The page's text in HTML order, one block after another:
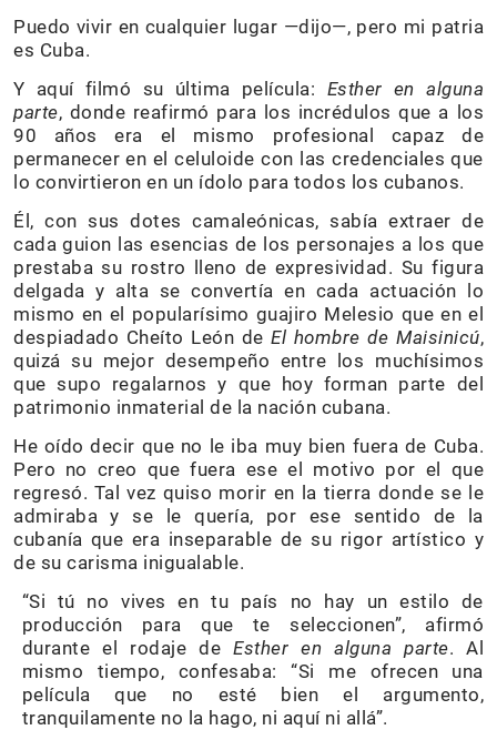
Puedo vivir en cualquier lugar —dijo—, pero mi patria
es Cuba.
Y aquí filmó su última película: Esther en alguna
parte, donde reafirmó para los incrédulos que a los
90 años era el mismo profesional capaz de
permanecer en el celuloide con las credenciales que
lo convirtieron en un ídolo para todos los cubanos.
Él, con sus dotes camaleónicas, sabía extraer de
cada guion las esencias de los personajes a los que
prestaba su rostro lleno de expresividad. Su figura
delgada y alta se convertía en cada actuación lo
mismo en el popularísimo guajiro Melesio que en el
despiadado Cheíto León deEl hombre de Maisinicú,
quizá su mejor desempeño entre los muchísimos
que supo regalarnos y que hoy forman parte del
patrimonio inmaterial de la nación cubana.
He oído decir que no le iba muy bien fuera de Cuba.
Pero no creo que fuera ese el motivo por el que
regresó. Tal vez quiso morir en la tierra donde se le
admiraba y se le quería, por ese sentido de la
cubanía que era inseparable de su rigor artístico y
de su carisma inigualable.
“Si tú no vives en tu país no hay un estilo de
producción para que te seleccionen”, afirmó
durante el rodaje deEsther en alguna parte. Al
mismo tiempo, confesaba: “Si me ofrecen una
película que no esté bien el argumento,
tranquilamente no la hago, ni aquí ni allá”.